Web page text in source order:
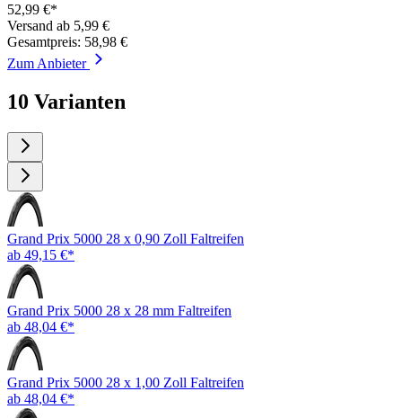
52,99 €*
Versand ab 5,99 €
Gesamtpreis: 58,98 €
Zum Anbieter
10 Varianten
Grand Prix 5000 28 x 0,90 Zoll Faltreifen
ab 49,15 €*
Grand Prix 5000 28 x 28 mm Faltreifen
ab 48,04 €*
Grand Prix 5000 28 x 1,00 Zoll Faltreifen
ab 48,04 €*